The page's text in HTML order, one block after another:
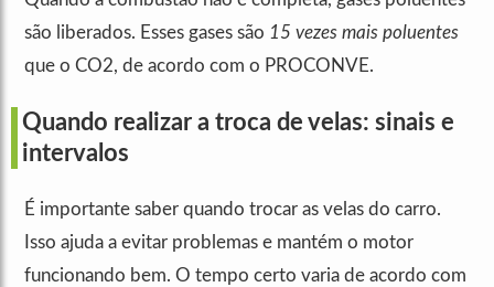
são liberados. Esses gases são 15 vezes mais poluentes
que o CO2, de acordo com o PROCONVE.
Quando realizar a troca de velas: sinais e
intervalos
É importante saber quando trocar as velas do carro.
Isso ajuda a evitar problemas e mantém o motor
funcionando bem. O tempo certo varia de acordo com